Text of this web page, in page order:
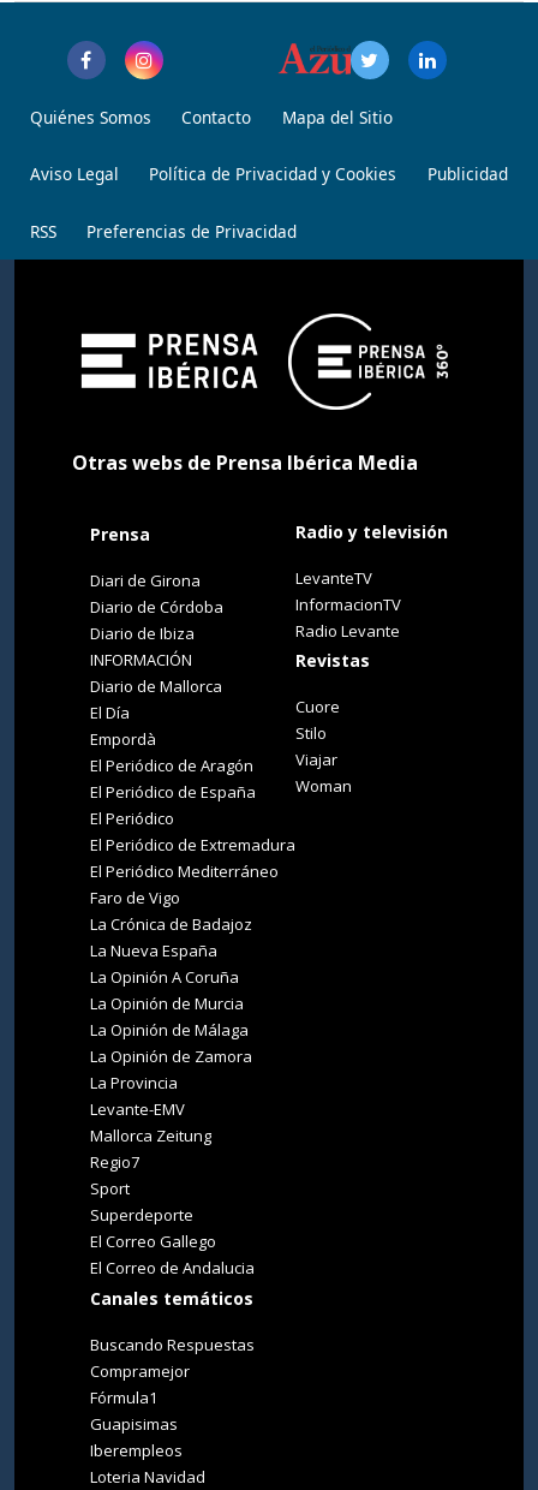
Quiénes Somos Contacto Mapa del Sitio
Aviso Legal Política de Privacidad y Cookies Publicidad
RSS Preferencias de Privacidad
Otras webs de Prensa Ibérica Media
Prensa
Diari de Girona
Diario de Córdoba
Diario de Ibiza
INFORMACIÓN
Diario de Mallorca
El Día
Empordà
El Periódico de Aragón
El Periódico de España
El Periódico
El Periódico de Extremadura
El Periódico Mediterráneo
Faro de Vigo
La Crónica de Badajoz
La Nueva España
La Opinión A Coruña
La Opinión de Murcia
La Opinión de Málaga
La Opinión de Zamora
La Provincia
Levante-EMV
Mallorca Zeitung
Regio7
Sport
Superdeporte
El Correo Gallego
El Correo de Andalucia
Canales temáticos
Buscando Respuestas
Compramejor
Fórmula1
Guapisimas
Iberempleos
Loteria Navidad
Radio y televisión
LevanteTV
InformacionTV
Radio Levante
Revistas
Cuore
Stilo
Viajar
Woman